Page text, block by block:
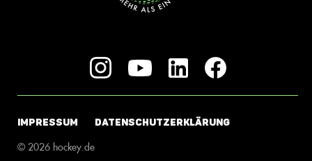
IMPRESSUM DATENSCHUTZERKLÄRUNG
© 2026 hockey.de